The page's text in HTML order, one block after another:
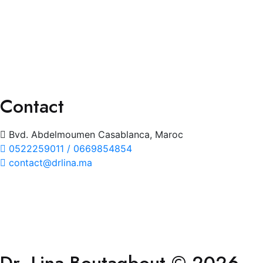
Contact
Bvd. Abdelmoumen Casablanca, Maroc
0522259011 / 0669854854
contact@drlina.ma